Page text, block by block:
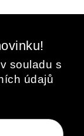
souladu s
údajů